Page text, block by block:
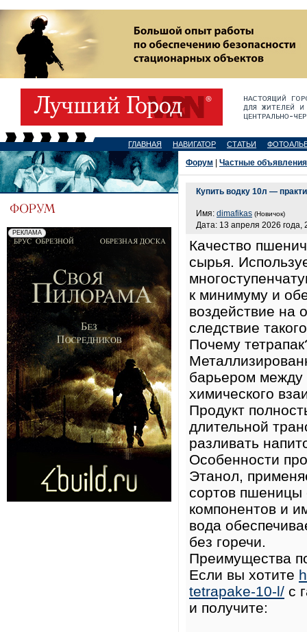
ГЛАВНАЯ НАВИГАТОР СТАТЬИ
Форум Частные объявления
Купить водку 10л —
Имя: dimafikas (Новичок)
Дата: 13 апреля 2026 года,
Качество
сырья.
к минимуму и
воздействие на
следствие
Почему
барьером между
химического
Продукт
длительной
разливать
Особенности
Этанол,
сортов пшеницы
компонентов и
вода
без горечи.
Преимущества
Если вы хотите
tetrapake-10-l/ с
и получите: